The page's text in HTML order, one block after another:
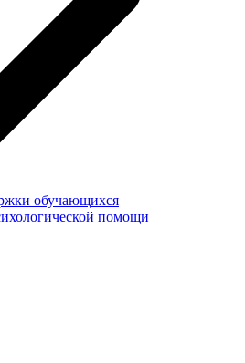
обучающихся
помощи